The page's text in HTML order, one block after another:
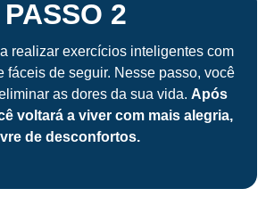
PASSO 2
realizar exercícios inteligentes com
fáceis de seguir. Nesse passo, você
as dores da sua vida. Após
voltará a viver com mais alegria,
de desconfortos.